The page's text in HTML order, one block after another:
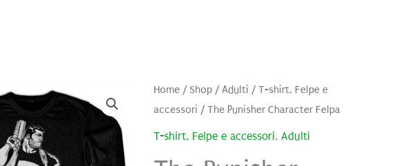
Home/ Shop/ Adulti / T-shirt, Felpe e
accessori / The Punisher Character Felpa
T-shirt, Felpe e accessori, Adulti